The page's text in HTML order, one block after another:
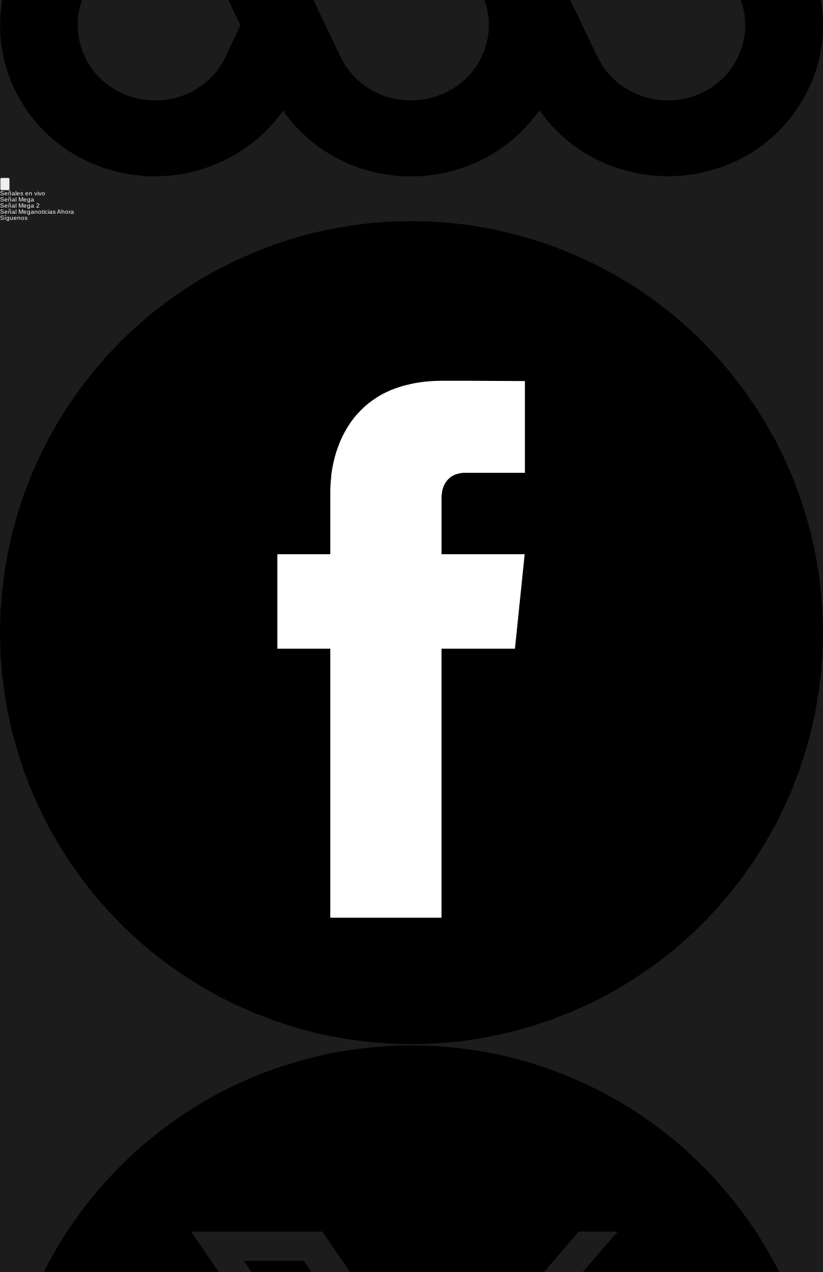
Señales en vivo
Señal Mega
Señal Mega 2
Señal Meganoticias Ahora
Síguenos